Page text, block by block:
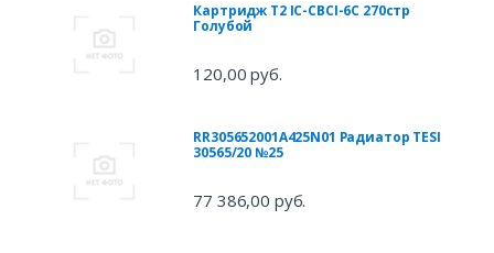
Картридж T2 IC-CBCI-6C 270стр
Голубой
120,00 руб.
RR305652001A425N01 Радиатор TESI
30565/20 №25
77 386,00 руб.